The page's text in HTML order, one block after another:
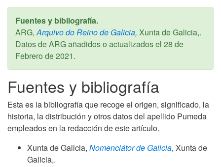
Fuentes y bibliografía.
ARG, Arquivo do Reino de Galicia, Xunta de Galicia,.
Datos de ARG añadidos o actualizados el 28 de
Febrero de 2021.
Fuentes y bibliografía
Esta es la bibliografía que recoge el origen, significado, la
historia, la distribución y otros datos del apellido Pumeda
empleados en la redacción de este artículo.
Xunta de Galicia, Nomenclátor de Galicia, Xunta de
Galicia,.